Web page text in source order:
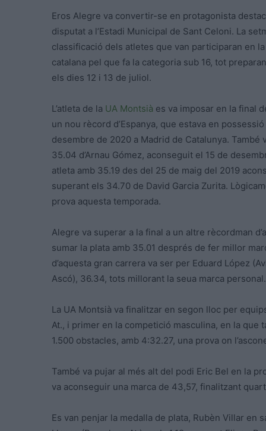
Eros Alegre va convertir-se en protagonista
disputat a l’Estadi Municipal de Sant Celoni. La
classificació dels atletes que van participaran en
catalana pel que fa la categoria sub 16, tot
els dies 12 i 13 de juliol.
L’atleta de la UA Montsià es va imposar en la final
un nou rècord d’Espanya, que estava en
desembre de 2020 a Madrid de Catalunya.
35.04 d’Arnau Gómez, aconseguit el 15 de
atleta amb 35.19 des del 25 de maig del 2019
superant els 34.70 de David Garcia Zurita.
prova aquesta temporada.
Alegre va superar a la final a un altre rècordman
sumar la plata amb 35.01 després de fer millor
d’aquesta gran carrera va ser per Eduard López
Ascó), 36.34, tots millorant la seua marca personal.
La UA Montsià va finalitzar en segon lloc per
At., i primer en la competició masculina, en la que
1.500 obstacles, amb 4:32.27, una prova on
També va pujar al més alt del podi Eric Bel en la
va aconseguir una marca de 43,57, finalitzant
Es van penjar la medalla de plata, Rubèn Villar